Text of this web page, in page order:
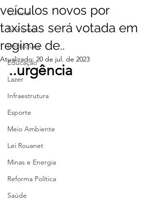
Cultura
Economia
Destaques
Educação
Lazer
Infraestrutura
Esporte
Meio Ambiente
Lei Rouanet
Minas e Energia
Reforma Política
Saúde
veículos novos por
taxistas será votada em
regime de..
Atualizado: 20 de jul. de 2023
..urgência